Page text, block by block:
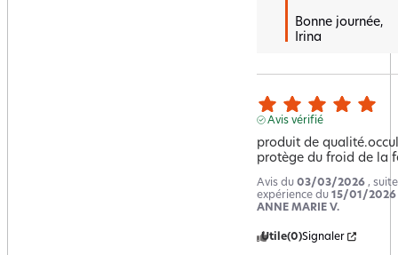
Bonne journée,
Irina
Avis vérifié
produit de
protège du froid de la
Avis du 03/03/2026 ,
expérience du 15/01/2026
ANNE MARIE V.
Utile(0)Signaler